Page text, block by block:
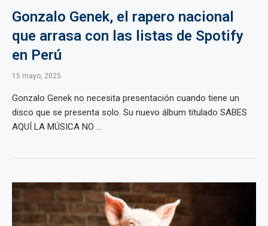
Gonzalo Genek, el rapero nacional
que arrasa con las listas de Spotify
en Perú
15 mayo, 2025
Gonzalo Genek no necesita presentación cuando tiene un
disco que se presenta solo. Su nuevo álbum titulado SABES
AQUÍ LA MÚSICA NO ...